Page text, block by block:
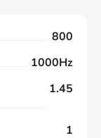
800
1000Hz
1.45
1